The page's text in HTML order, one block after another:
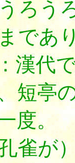
ろう
であ
代
短亭
度。
雀が